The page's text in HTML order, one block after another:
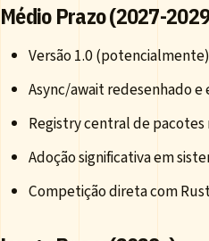
Médio Prazo (2027-
Versão 1.0 (potencialmente)
Async/await redesenhado
Registry central de
Adoção significativa em
Competição direta com